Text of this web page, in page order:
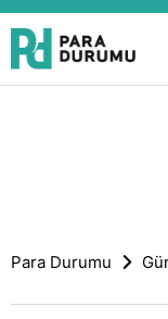
Para Durumu